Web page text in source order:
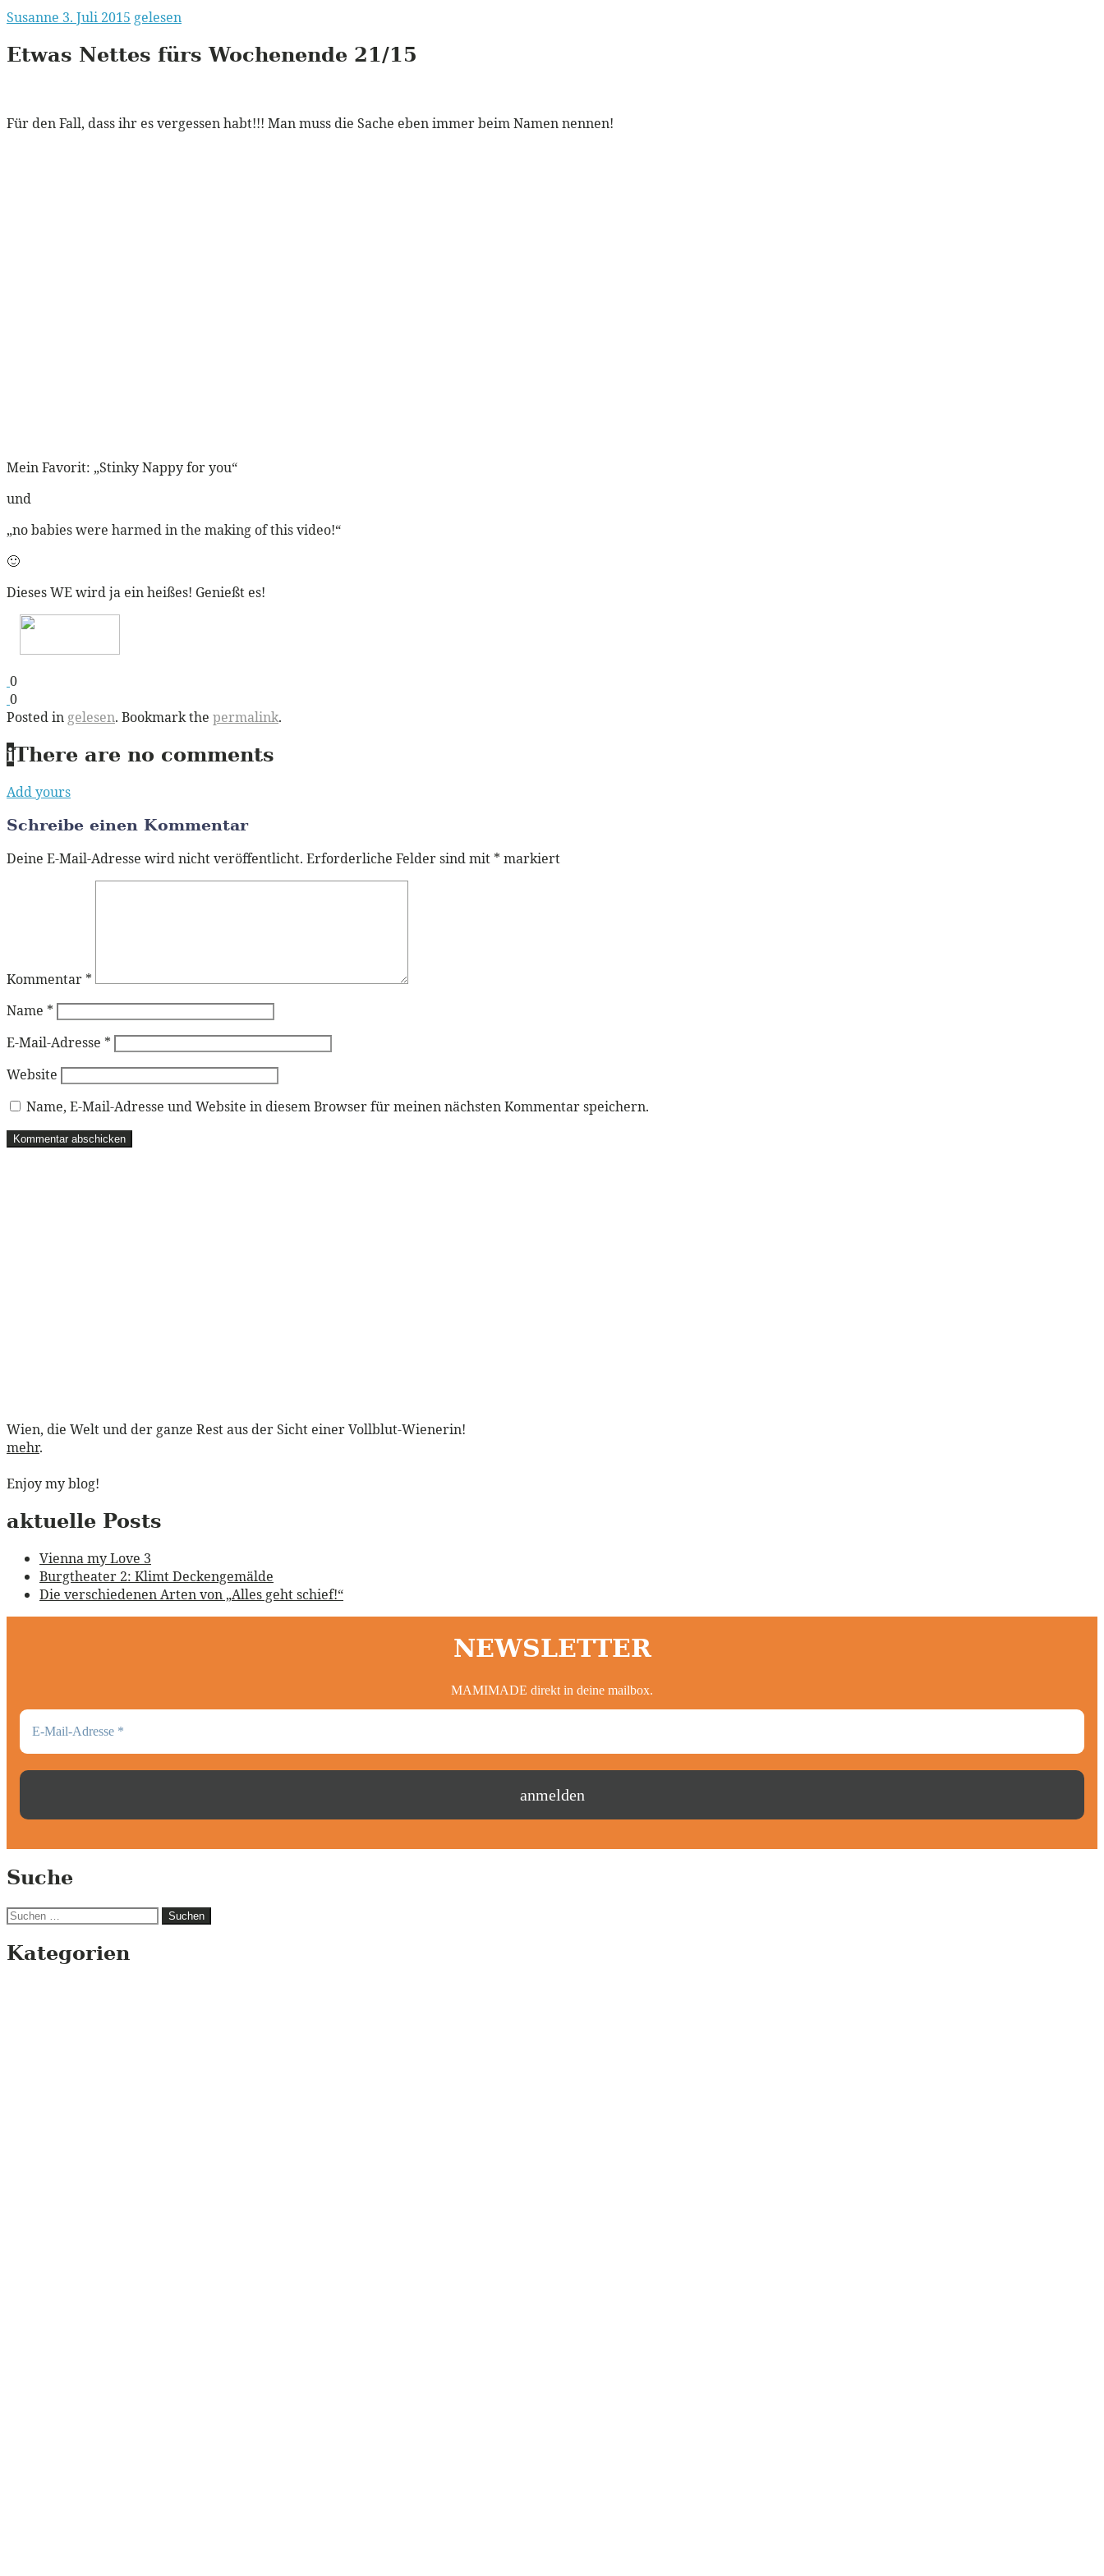
Susanne 3. Juli 2015 gelesen
Etwas Nettes fürs Wochenende 21/15
Für den Fall, dass ihr es vergessen habt!!! Man muss die Sache eben immer beim Namen nennen!
Mein Favorit: „Stinky Nappy for you“
und
„no babies were harmed in the making of this video!“
🙂
Dieses WE wird ja ein heißes! Genießt es!
0
0
Posted in gelesen. Bookmark the permalink.
iThere are no comments
Add yours
Schreibe einen Kommentar
Deine E-Mail-Adresse wird nicht veröffentlicht. Erforderliche Felder sind mit * markiert
Kommentar *
Name *
E-Mail-Adresse *
Website
Name, E-Mail-Adresse und Website in diesem Browser für meinen nächsten Kommentar speichern.
Wien, die Welt und der ganze Rest aus der Sicht einer Vollblut-Wienerin!
mehr.
Enjoy my blog!
aktuelle Posts
Vienna my Love 3
Burgtheater 2: Klimt Deckengemälde
Die verschiedenen Arten von „Alles geht schief!“
NEWSLETTER
MAMIMADE direkt in deine mailbox.
Suche
Suchen
Kategorien